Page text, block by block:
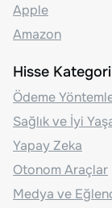
Apple
Amazon
Hisse
Ödeme
Sağlık ve İyi
Yapay Zeka
Otonom Araçlar
Medya ve